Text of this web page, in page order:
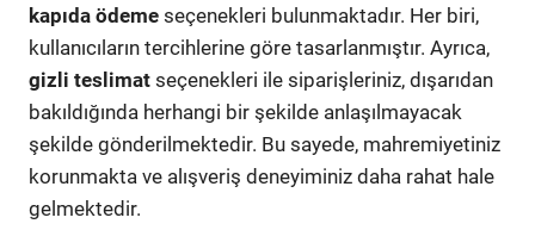
kapıda ödeme seçenekleri bulunmaktadır. Her biri,
kullanıcıların tercihlerine göre tasarlanmıştır. Ayrıca,
gizli teslimat seçenekleri ile siparişleriniz, dışarıdan
bakıldığında herhangi bir şekilde anlaşılmayacak
şekilde gönderilmektedir. Bu sayede, mahremiyetiniz
korunmakta ve alışveriş deneyiminiz daha rahat hale
gelmektedir.